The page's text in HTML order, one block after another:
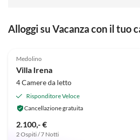
Alloggi su Vacanza con il tuo
Medolino
Villa Irena
4 Camere da letto
Risponditore Veloce
Cancellazione gratuita
2.100,- €
2 Ospiti / 7 Notti